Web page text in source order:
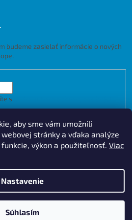
aby sme vám umožnili
stránky a vďaka analýze
výkon a použiteľnosť. Viac
Nastavenie
Súhlasím
budeme zasielať informácie o nových
s
cookies